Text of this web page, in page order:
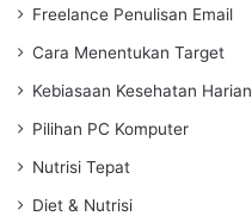
Freelance Penulisan Email
Cara Menentukan Target
Kebiasaan Kesehatan Harian
Pilihan PC Komputer
Nutrisi Tepat
Diet & Nutrisi